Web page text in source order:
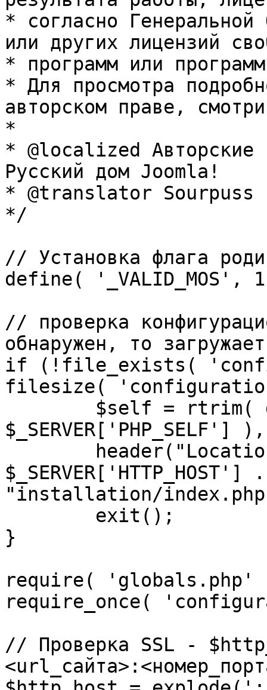
* согласно Генеральной
или других лицензий
* программ или
* Для просмотра
авторском праве,
*
* @localized Авторские
Русский дом Joomla!
* @translator Sourpuss
*/
// Установка флага
define( '_VALID_MOS',
// проверка
обнаружен, то
if (!file_exists(
filesize(
"installation/
}
require(
require_once(
// Проверка SSL -